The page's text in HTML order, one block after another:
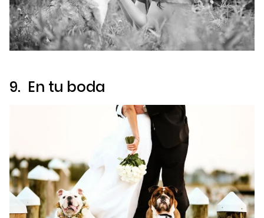
9. En tu boda